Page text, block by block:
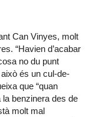
Can Vinyes, molt
“Havien d’acabar
no du punt
això és un cul-de-
que “quan
la benzinera des de
molt mal